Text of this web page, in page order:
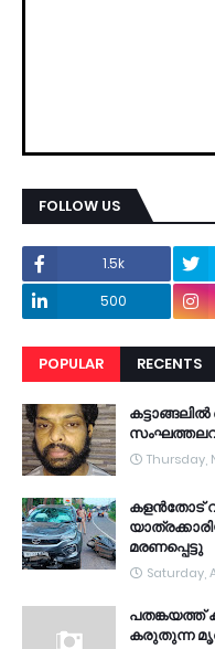
FOLLOW US
1.5k
500
POPULAR RECENTS
Thursday,
കളൻതോട്
മരണപ്പെട്ടു
Saturday,
പതങ്കയത്ത്
കരുതുന്ന